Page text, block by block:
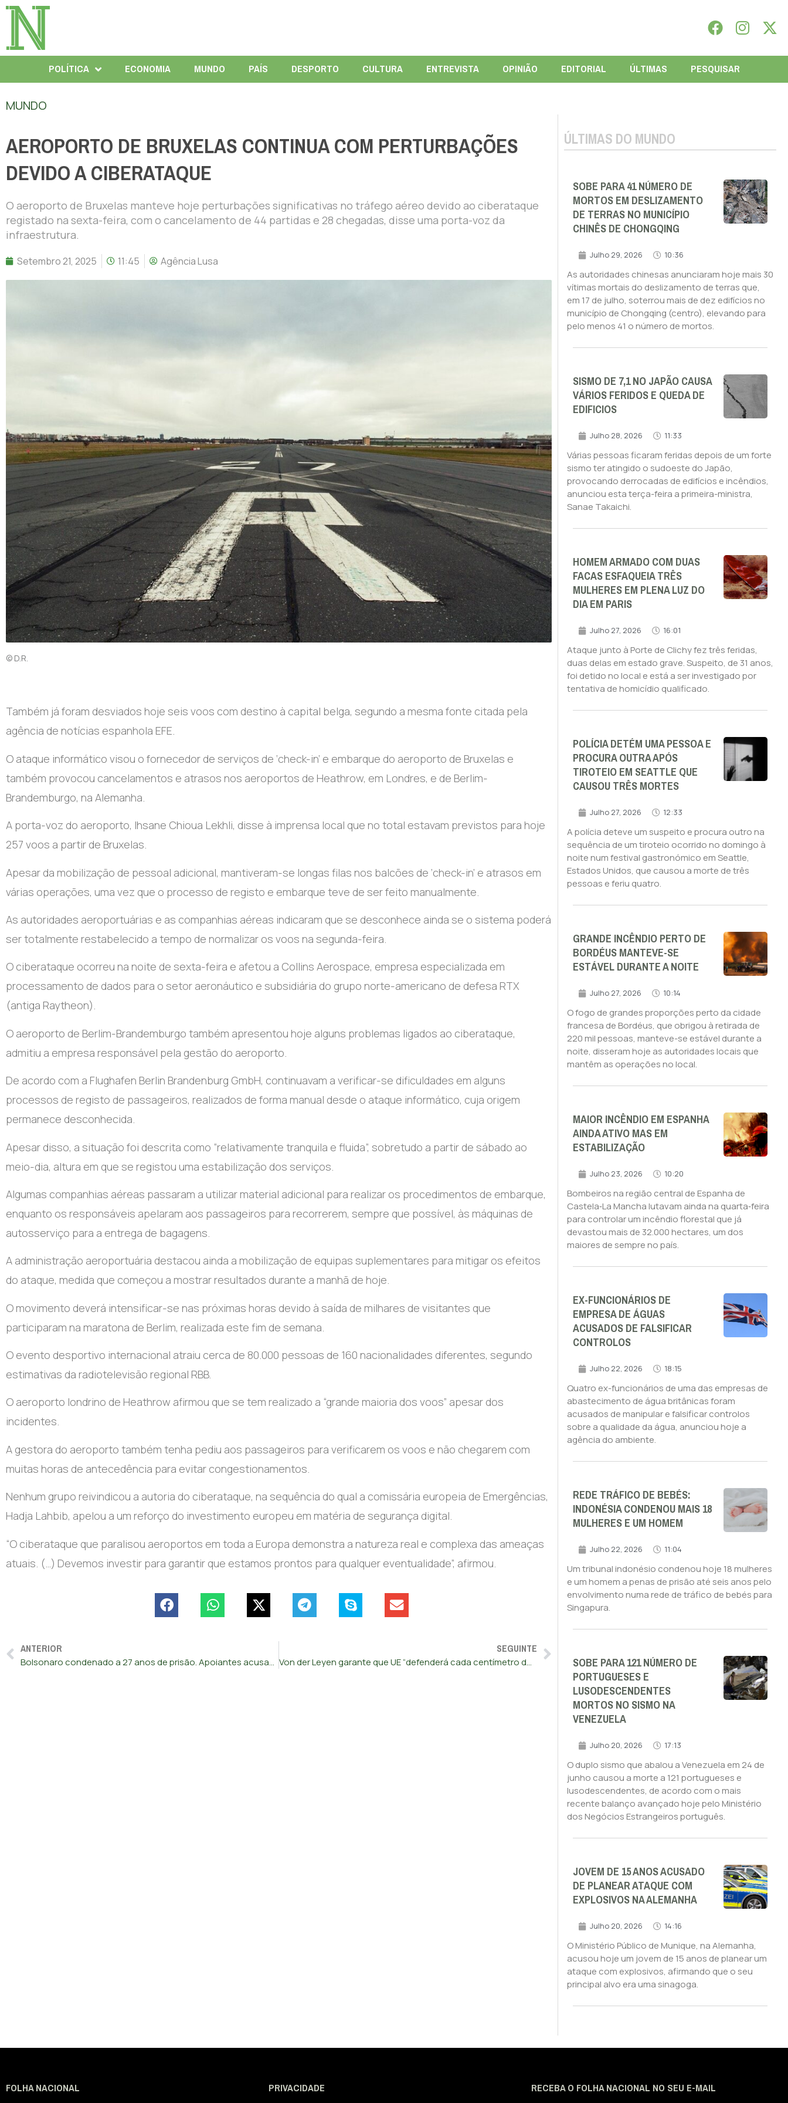
POLÍTICA ECONOMIA MUNDO PAÍS DESPORTO CULTURA ENTREVISTA OPINIÃO EDITORIAL ÚLTIMAS PESQUISAR
MUNDO
AEROPORTO DE BRUXELAS CONTINUA COM PERTURBAÇÕES
DEVIDO A CIBERATAQUE
O aeroporto de Bruxelas manteve hoje perturbações significativas no tráfego aéreo devido ao ciberataque
registado na sexta-feira, com o cancelamento de 44 partidas e 28 chegadas, disse uma porta-voz da
infraestrutura.
Setembro 21, 2025 11:45 Agência Lusa
© D.R.
Também já foram desviados hoje seis voos com destino à capital belga, segundo a mesma fonte citada pela
agência de notícias espanhola EFE.
O ataque informático visou o fornecedor de serviços de ‘check-in’ e embarque do aeroporto de Bruxelas e
também provocou cancelamentos e atrasos nos aeroportos de Heathrow, em Londres, e de Berlim-
Brandemburgo, na Alemanha.
A porta-voz do aeroporto, Ihsane Chioua Lekhli, disse à imprensa local que no total estavam previstos para hoje
257 voos a partir de Bruxelas.
Apesar da mobilização de pessoal adicional, mantiveram-se longas filas nos balcões de ‘check-in’ e atrasos em
várias operações, uma vez que o processo de registo e embarque teve de ser feito manualmente.
As autoridades aeroportuárias e as companhias aéreas indicaram que se desconhece ainda se o sistema poderá
ser totalmente restabelecido a tempo de normalizar os voos na segunda-feira.
O ciberataque ocorreu na noite de sexta-feira e afetou a Collins Aerospace, empresa especializada em
processamento de dados para o setor aeronáutico e subsidiária do grupo norte-americano de defesa RTX
(antiga Raytheon).
O aeroporto de Berlim-Brandemburgo também apresentou hoje alguns problemas ligados ao ciberataque,
admitiu a empresa responsável pela gestão do aeroporto.
De acordo com a Flughafen Berlin Brandenburg GmbH, continuavam a verificar-se dificuldades em alguns
processos de registo de passageiros, realizados de forma manual desde o ataque informático, cuja origem
permanece desconhecida.
Apesar disso, a situação foi descrita como “relativamente tranquila e fluida”, sobretudo a partir de sábado ao
meio-dia, altura em que se registou uma estabilização dos serviços.
Algumas companhias aéreas passaram a utilizar material adicional para realizar os procedimentos de embarque,
enquanto os responsáveis apelaram aos passageiros para recorrerem, sempre que possível, às máquinas de
autosserviço para a entrega de bagagens.
A administração aeroportuária destacou ainda a mobilização de equipas suplementares para mitigar os efeitos
do ataque, medida que começou a mostrar resultados durante a manhã de hoje.
O movimento deverá intensificar-se nas próximas horas devido à saída de milhares de visitantes que
participaram na maratona de Berlim, realizada este fim de semana.
O evento desportivo internacional atraiu cerca de 80.000 pessoas de 160 nacionalidades diferentes, segundo
estimativas da radiotelevisão regional RBB.
O aeroporto londrino de Heathrow afirmou que se tem realizado a “grande maioria dos voos” apesar dos
incidentes.
A gestora do aeroporto também tenha pediu aos passageiros para verificarem os voos e não chegarem com
muitas horas de antecedência para evitar congestionamentos.
Nenhum grupo reivindicou a autoria do ciberataque, na sequência do qual a comissária europeia de Emergências,
Hadja Lahbib, apelou a um reforço do investimento europeu em matéria de segurança digital.
“O ciberataque que paralisou aeroportos em toda a Europa demonstra a natureza real e complexa das ameaças
atuais. (…) Devemos investir para garantir que estamos prontos para qualquer eventualidade”, afirmou.
ANTERIOR
Bolsonaro condenado a 27 anos de prisão. Apoiantes acusam Lula de instrumentalizar a justiça
SEGUINTE
Von der Leyen garante que UE “defenderá cada centímetro do seu território”
ÚLTIMAS DO MUNDO
SOBE PARA 41 NÚMERO DE
MORTOS EM DESLIZAMENTO
DE TERRAS NO MUNICÍPIO
CHINÊS DE CHONGQING
Julho 29, 2026 10:36
As autoridades chinesas anunciaram hoje mais 30
vítimas mortais do deslizamento de terras que,
em 17 de julho, soterrou mais de dez edifícios no
município de Chongqing (centro), elevando para
pelo menos 41 o número de mortos.
SISMO DE 7,1 NO JAPÃO CAUSA
VÁRIOS FERIDOS E QUEDA DE
EDIFICIOS
Julho 28, 2026 11:33
Várias pessoas ficaram feridas depois de um forte
sismo ter atingido o sudoeste do Japão,
provocando derrocadas de edifícios e incêndios,
anunciou esta terça-feira a primeira-ministra,
Sanae Takaichi.
HOMEM ARMADO COM DUAS
FACAS ESFAQUEIA TRÊS
MULHERES EM PLENA LUZ DO
DIA EM PARIS
Julho 27, 2026 16:01
Ataque junto à Porte de Clichy fez três feridas,
duas delas em estado grave. Suspeito, de 31 anos,
foi detido no local e está a ser investigado por
tentativa de homicídio qualificado.
POLÍCIA DETÉM UMA PESSOA E
PROCURA OUTRA APÓS
TIROTEIO EM SEATTLE QUE
CAUSOU TRÊS MORTES
Julho 27, 2026 12:33
A polícia deteve um suspeito e procura outro na
sequência de um tiroteio ocorrido no domingo à
noite num festival gastronómico em Seattle,
Estados Unidos, que causou a morte de três
pessoas e feriu quatro.
GRANDE INCÊNDIO PERTO DE
BORDÉUS MANTEVE-SE
ESTÁVEL DURANTE A NOITE
Julho 27, 2026 10:14
O fogo de grandes proporções perto da cidade
francesa de Bordéus, que obrigou à retirada de
220 mil pessoas, manteve-se estável durante a
noite, disseram hoje as autoridades locais que
mantêm as operações no local.
MAIOR INCÊNDIO EM ESPANHA
AINDA ATIVO MAS EM
ESTABILIZAÇÃO
Julho 23, 2026 10:20
Bombeiros na região central de Espanha de
Castela‑La Mancha lutavam ainda na quarta‑feira
para controlar um incêndio florestal que já
devastou mais de 32.000 hectares, um dos
maiores de sempre no país.
EX-FUNCIONÁRIOS DE
EMPRESA DE ÁGUAS
ACUSADOS DE FALSIFICAR
CONTROLOS
Julho 22, 2026 18:15
Quatro ex-funcionários de uma das empresas de
abastecimento de água britânicas foram
acusados de manipular e falsificar controlos
sobre a qualidade da água, anunciou hoje a
agência do ambiente.
REDE TRÁFICO DE BEBÉS:
INDONÉSIA CONDENOU MAIS 18
MULHERES E UM HOMEM
Julho 22, 2026 11:04
Um tribunal indonésio condenou hoje 18 mulheres
e um homem a penas de prisão até seis anos pelo
envolvimento numa rede de tráfico de bebés para
Singapura.
SOBE PARA 121 NÚMERO DE
PORTUGUESES E
LUSODESCENDENTES
MORTOS NO SISMO NA
VENEZUELA
Julho 20, 2026 17:13
O duplo sismo que abalou a Venezuela em 24 de
junho causou a morte a 121 portugueses e
lusodescendentes, de acordo com o mais
recente balanço avançado hoje pelo Ministério
dos Negócios Estrangeiros português.
JOVEM DE 15 ANOS ACUSADO
DE PLANEAR ATAQUE COM
EXPLOSIVOS NA ALEMANHA
Julho 20, 2026 14:16
O Ministério Público de Munique, na Alemanha,
acusou hoje um jovem de 15 anos de planear um
ataque com explosivos, afirmando que o seu
principal alvo era uma sinagoga.
FOLHA NACIONAL PRIVACIDADE RECEBA O FOLHA NACIONAL NO SEU E-MAIL